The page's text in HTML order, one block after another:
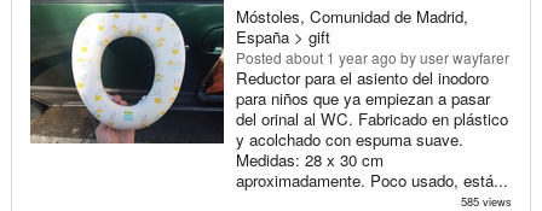
Móstoles, Comunidad de Madrid,
España > gift
Posted about 1 year ago by user wayfarer
Reductor para el asiento del inodoro
para niños que ya empiezan a pasar
del orinal al WC. Fabricado en plástico
y acolchado con espuma suave.
Medidas: 28 x 30 cm
aproximadamente. Poco usado, está...
585 views